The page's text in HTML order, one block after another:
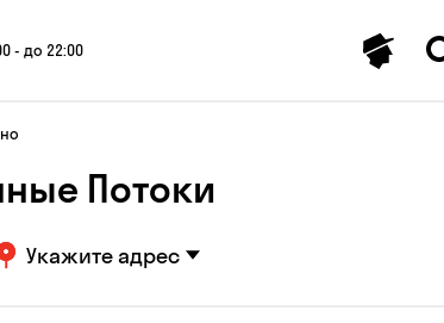
- до 22:00
Потоки
Укажите адрес